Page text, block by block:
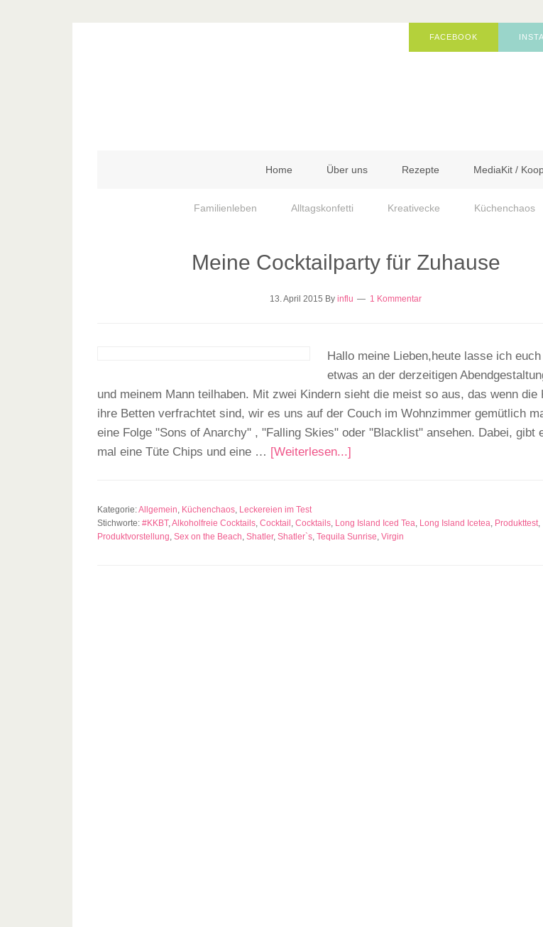
FACEBOOK
Home Über uns Rezepte MediaKit /
Familienleben Alltagskonfetti Kreativecke Küchenchaos
Meine Cocktailparty für Zuhause
13. April 2015 By influ 1 Kommentar
Hallo meine Lieben,heute lasse ich
etwas an der derzeitigen
und meinem Mann teilhaben. Mit zwei Kindern sieht die meist so aus, das wenn die
ihre Betten verfrachtet sind, wir es uns auf der Couch im Wohnzimmer gemütlich
eine Folge "Sons of Anarchy" , "Falling Skies" oder "Blacklist" ansehen. Dabei, gibt
mal eine Tüte Chips und eine … [Weiterlesen...]
Kategorie:Allgemein, Küchenchaos, Leckereien im Test
Stichworte: #KKBT,Alkoholfreie Cocktails, Cocktail , Cocktails, Long Island Iced Tea, Long Island Icetea, Produkttest,
Produktvorstellung, Sex on the Beach, Shatler, Shatler`s, Tequila Sunrise, Virgin